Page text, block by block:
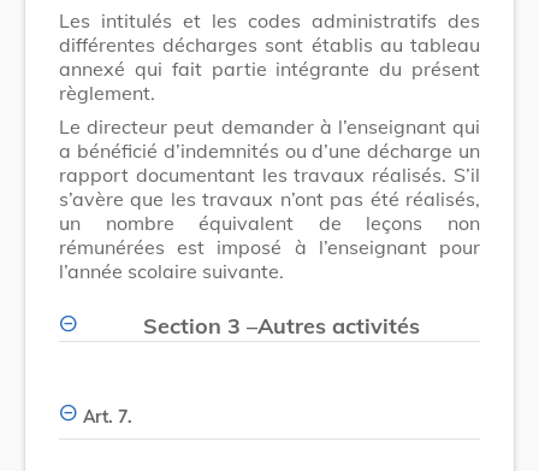
Les intitulés et les codes administratifs des
différentes décharges sont établis au tableau
annexé qui fait partie intégrante du présent
règlement.
Le directeur peut demander à l’enseignant qui
a bénéficié d’indemnités ou d’une décharge un
rapport documentant les travaux réalisés. S’il
s’avère que les travaux n’ont pas été réalisés,
un nombre équivalent de leçons non
rémunérées est imposé à l’enseignant pour
l’année scolaire suivante.
Section 3 –Autres activités
Art. 7.